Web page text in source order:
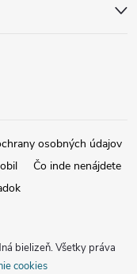
osobných údajov
Čo inde nenájdete
bielizeň. Všetky práva
cookies